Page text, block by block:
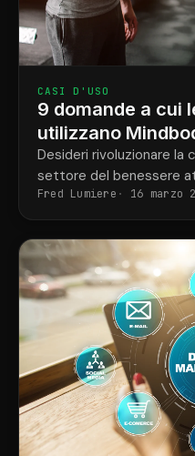
CASI D'USO
9 domande a cui
utilizzano
rispondere per
crescita
Desideri rivoluzionare
settore del benessere
Fred Lumiere 16 marzo